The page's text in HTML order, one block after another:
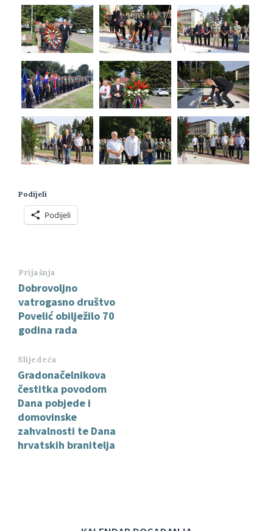
Podijeli
Podijeli
Prijašnja
Dobrovoljno
vatrogasno društvo
Povelić obilježilo 70
godina rada
Slijedeća
Gradonačelnikova
čestitka povodom
Dana pobjede i
domovinske
zahvalnosti te Dana
hrvatskih branitelja